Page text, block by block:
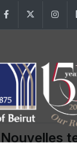
FacebookTwitter
Nouvelles